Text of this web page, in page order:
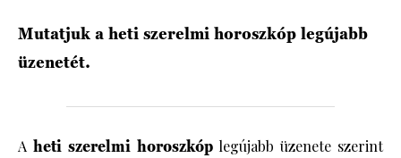
Mutatjuk a heti szerelmi horoszkóp legújabb
üzenetét.
A heti szerelmi horoszkóplegújabb üzenete szerint